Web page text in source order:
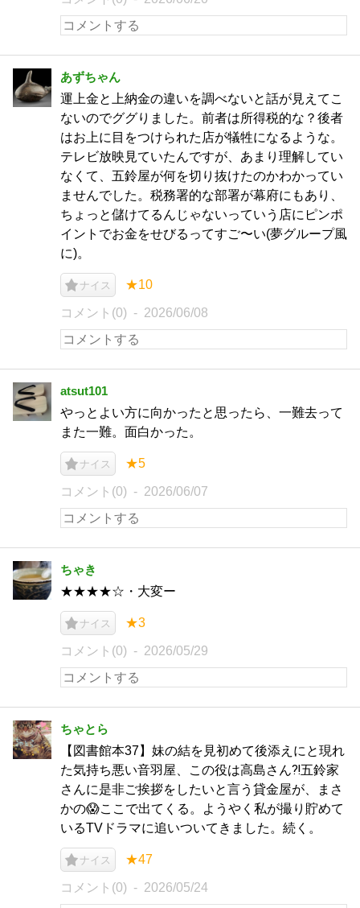
あずちゃん
運上金と上納金の違いを調べないと話が見えてこ
ないのでググりました。前者は所得税的な？後者
はお上に目をつけられた店が犠牲になるような。
テレビ放映見ていたんですが、あまり理解してい
なくて、五鈴屋が何を切り抜けたのかわかってい
ませんでした。税務署的な部署が幕府にもあり、
ちょっと儲けてるんじゃないっていう店にピンポ
イントでお金をせびるってすご〜い(夢グループ風
に)。
ナイス ★10
コメント(0) 2026/06/08
atsut101
やっとよい方に向かったと思ったら、一難去って
また一難。面白かった。
ナイス ★5
コメント(0) 2026/06/07
ちゃき
★★★★☆・大変ー
ナイス ★3
コメント(0) 2026/05/29
ちゃとら
【図書館本37】妹の結を見初めて後添えにと現れ
た気持ち悪い音羽屋、この役は高島さん⁈五鈴家
さんに是非ご挨拶をしたいと言う貸金屋が、まさ
かの😱ここで出てくる。ようやく私が撮り貯めて
いるTVドラマに追いついてきました。続く。
ナイス ★47
コメント(0) 2026/05/24